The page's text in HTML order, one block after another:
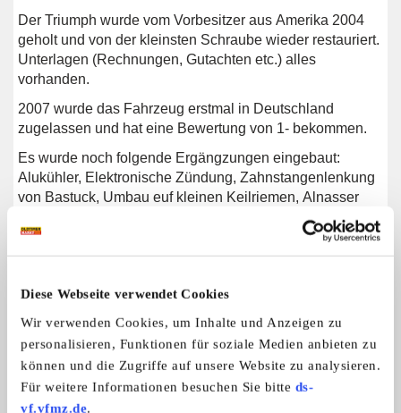
Diese Webseite verwendet Cookies
Wir verwenden Cookies, um Inhalte und Anzeigen zu
personalisieren, Funktionen für soziale Medien anbieten zu
können und die Zugriffe auf unsere Website zu analysieren.
Für weitere Informationen besuchen Sie bitte ds-
vf.vfmz.de.
Der Triumph wurde vom Vorbesitzer aus Amerika 2004
geholt und von der kleinsten Schraube wieder restauriert.
Unterlagen (Rechnungen, Gutachten etc.) alles
vorhanden.
2007 wurde das Fahrzeug erstmal in Deutschland
zugelassen und hat eine Bewertung von 1- bekommen.
Es wurde noch folgende Ergängzungen eingebaut:
Alukühler, Elektronische Zündung, Zahnstangenlenkung
von Bastuck, Umbau euf kleinen Keilriemen, Alnasser
diesem Jahr verstorben und deshalb suche ich einen
neuen Besitzer für das gute Stück.
Auto kann nach Terminabsprachen gerne besichtigt
werden.